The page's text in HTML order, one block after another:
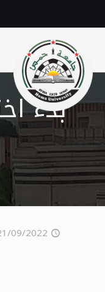
بدء
09/2022